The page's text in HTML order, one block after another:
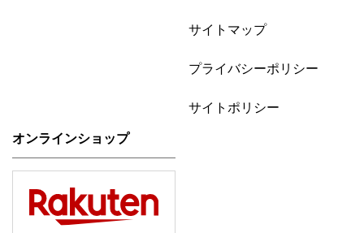
サイトマップ
プライバシーポリシー
サイトポリシー
オンラインショップ